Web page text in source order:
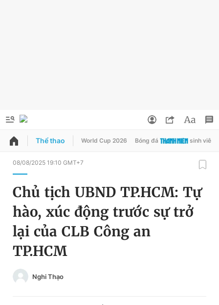
QUẢNG CÁO ĐẶT BÁO
Chuyên mục
Chuyên mục khác
Chào ngày mới
Tin thị trường
Đổi mật khẩu
Tin đã lưu
Thể thao World Cup 2026 Bóng đá sinh viên
08/08/2025 19:10 GMT+7
Chủ tịch UBND TP.HCM: Tự
hào, xúc động trước sự trở
lại của CLB Công an
TP.HCM
Nghi Thạo